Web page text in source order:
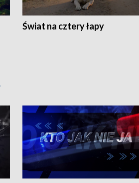
Świat na cztery łapy